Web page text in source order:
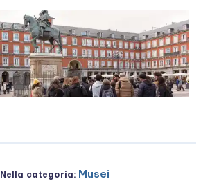
Nella categoria: Musei